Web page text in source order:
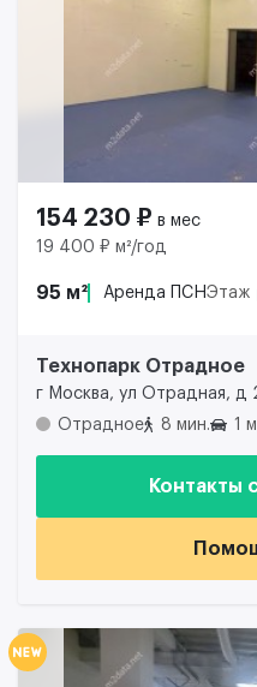
154 230 ₽ в мес
19 400 ₽ м²/год
95 м² Аренда ПСНЭтаж
Технопарк Отрадное
г Москва, ул Отрадная, д
Отрадное
8 мин. 1
Контакты